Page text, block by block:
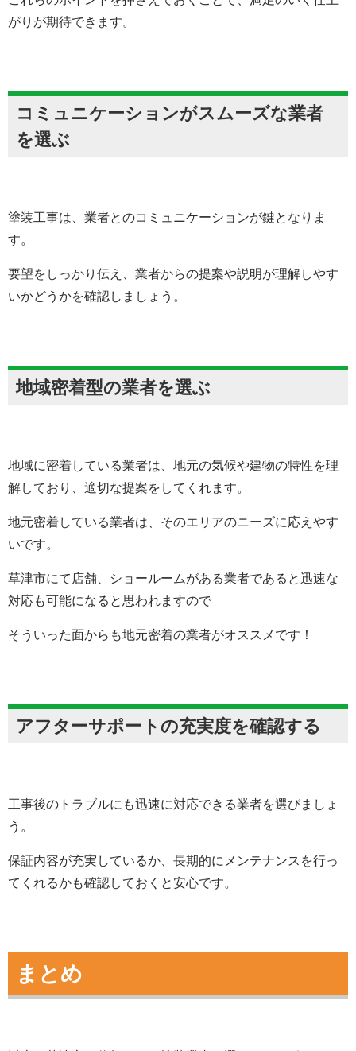
がりが期待できます。
コミュニケーションがスムーズな業者
を選ぶ
塗装工事は、業者とのコミュニケーションが鍵となりま
す。
要望をしっかり伝え、業者からの提案や説明が理解しやす
いかどうかを確認しましょう。
地域密着型の業者を選ぶ
地域に密着している業者は、地元の気候や建物の特性を理
解しており、適切な提案をしてくれます。
地元密着している業者は、そのエリアのニーズに応えやす
いです。
草津市にて店舗、ショールームがある業者であると迅速な
対応も可能になると思われますので
そういった面からも地元密着の業者がオススメです！
アフターサポートの充実度を確認する
工事後のトラブルにも迅速に対応できる業者を選びましょ
う。
保証内容が充実しているか、長期的にメンテナンスを行っ
てくれるかも確認しておくと安心です。
まとめ